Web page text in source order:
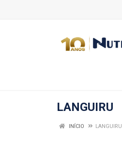
LANGUIRU
INÍCIO LANGUIRU